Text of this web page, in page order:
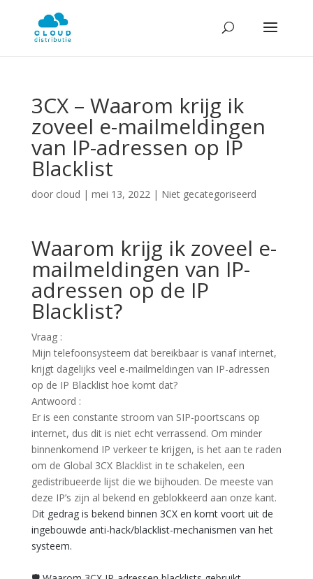
3CX – Waarom krijg ik
zoveel e-mailmeldingen
van IP-adressen op IP
Blacklist
door cloud | mei 13, 2022| Niet gecategoriseerd
Waarom krijg ik zoveel e-
mailmeldingen van IP-
adressen op de IP
Blacklist?
Vraag:
Mijn telefoonsysteem dat bereikbaar is vanaf internet,
krijgt dagelijks veel e-mailmeldingen van IP-adressen
op de IP Blacklist hoe komt dat?
Antwoord :
Er is een constante stroom van SIP-poortscans op
internet, dus dit is niet echt verrassend. Om minder
binnenkomend IP verkeer te krijgen, is het aan te raden
om de Global 3CX Blacklist in te schakelen, een
gedistribueerde lijst die we bijhouden. De meeste van
deze IP’s zijn al bekend en geblokkeerd aan onze kant.
Dit gedrag is bekend binnen 3CX en komt voort uit de
ingebouwde anti-hack/blacklist-mechanismen van het
systeem.